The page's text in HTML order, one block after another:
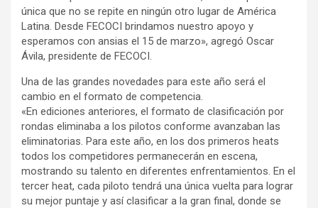
única que no se repite en ningún otro lugar de América
Latina. Desde FECOCI brindamos nuestro apoyo y
esperamos con ansias el 15 de marzo», agregó Oscar
Ávila, presidente de FECOCI.
Una de las grandes novedades para este año será el
cambio en el formato de competencia.
«En ediciones anteriores, el formato de clasificación por
rondas eliminaba a los pilotos conforme avanzaban las
eliminatorias. Para este año, en los dos primeros heats
todos los competidores permanecerán en escena,
mostrando su talento en diferentes enfrentamientos. En el
tercer heat, cada piloto tendrá una única vuelta para lograr
su mejor puntaje y así clasificar a la gran final, donde se